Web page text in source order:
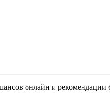
онлайн и рекомендации